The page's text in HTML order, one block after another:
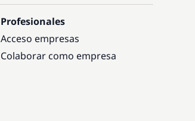
Profesionales
Acceso empresas
Colaborar como empresa